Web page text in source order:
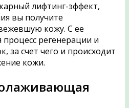
лифтинг-эффект,
вы получите
кожу. С ее
регенерации и
за счет чего и происходит
кожи.